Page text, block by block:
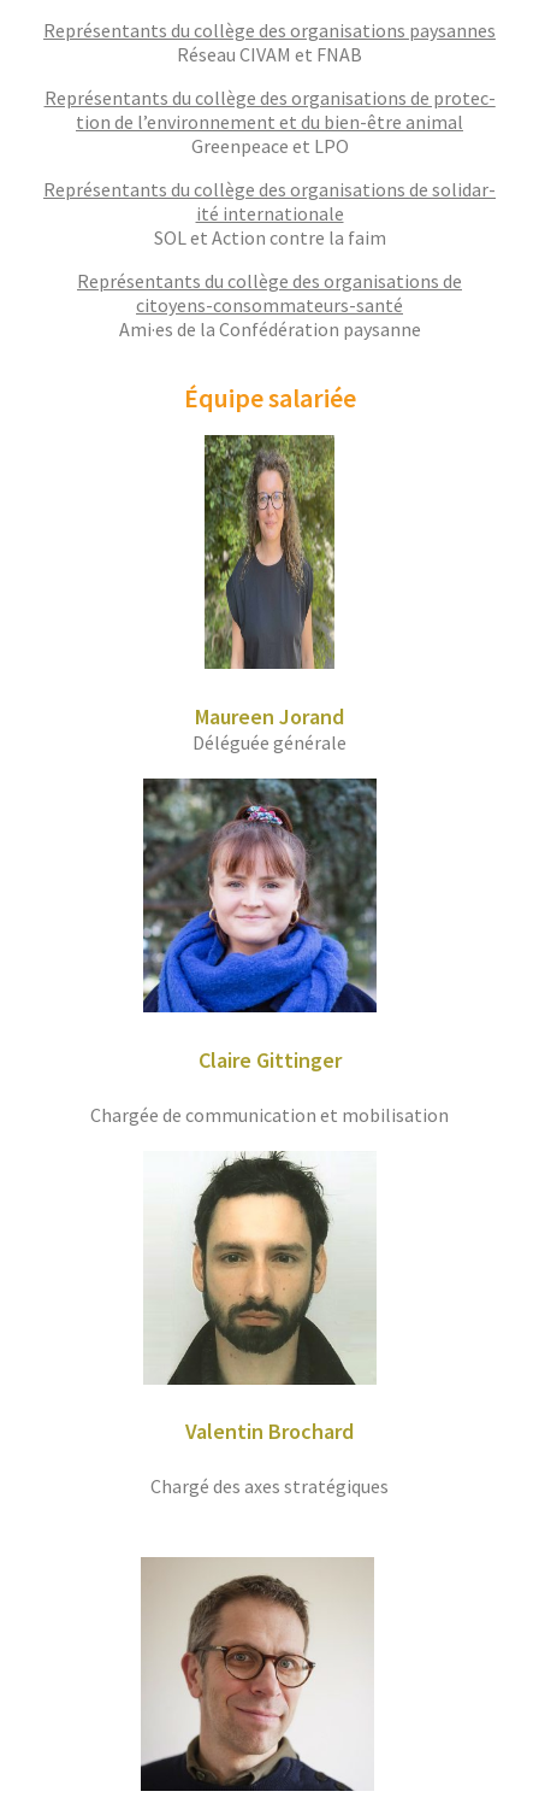
Représen­tants du col­lège des organ­i­sa­tions paysannes
Réseau CIVAM et FNAB
Représen­tants du col­lège des organ­i­sa­tions de pro­tec­
tion de l’environnement et du bien-être ani­mal
Green­peace et LPO
Représen­tants du col­lège des organ­i­sa­tions de sol­i­dar­
ité inter­na­tionale
SOL et Action con­tre la faim
Représen­tants du col­lège des organ­i­sa­tions de
citoyens-con­som­ma­teurs-san­té
Ami·es de la Con­fédéra­tion paysanne
Équipe salariée
Maureen Jorand
Déléguée générale
Claire Gittinger
Chargée de com­mu­ni­ca­tion et mobilisation
Valentin Brochard
Chargé des axes stratégiques